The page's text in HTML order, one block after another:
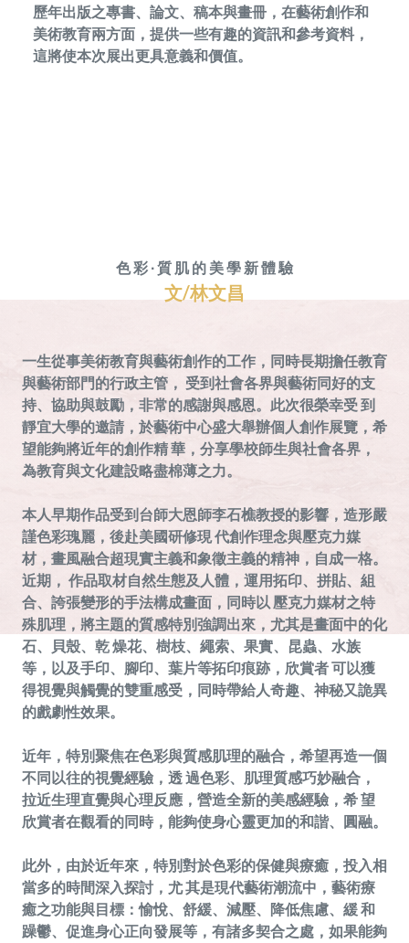
歷年出版之專書、論文、稿本與畫冊，在藝術創作和
美術教育兩方面，提供一些有趣的資訊和參考資料，
這將使本次展出更具意義和價值。
色彩 ∙質 肌 的 美學 新體驗
文/林文昌
一生從事美術教育與藝術創作的工作，同時長期擔任教育
與藝術部門的行政主管， 受到社會各界與藝術同好的支
持、協助與鼓勵，非常的感謝與感恩。此次很榮幸受 到
靜宜大學的邀請，於藝術中心盛大舉辦個人創作展覽，希
望能夠將近年的創作精 華，分享學校師生與社會各界，
為教育與文化建設略盡棉薄之力。
本人早期作品受到台師大恩師李石樵教授的影響，造形嚴
謹色彩瑰麗，後赴美國研修現 代創作理念與壓克力媒
材，畫風融合超現實主義和象徵主義的精神，自成一格。
近期， 作品取材自然生態及人體，運用拓印、拼貼、組
合、誇張變形的手法構成畫面，同時以 壓克力媒材之特
殊肌理，將主題的質感特別強調出來，尤其是畫面中的化
石、貝殼、乾 燥花、樹枝、繩索、果實、昆蟲、水族
等，以及手印、腳印、葉片等拓印痕跡，欣賞者 可以獲
得視覺與觸覺的雙重感受，同時帶給人奇趣、神秘又詭異
的戲劇性效果。
近年，特別聚焦在色彩與質感肌理的融合，希望再造一個
不同以往的視覺經驗，透 過色彩、肌理質感巧妙融合，
拉近生理直覺與心理反應，營造全新的美感經驗，希 望
欣賞者在觀看的同時，能夠使身心靈更加的和諧、圓融。
此外，由於近年來，特別對於色彩的保健與療癒，投入相
當多的時間深入探討，尤 其是現代藝術潮流中，藝術療
癒之功能與目標：愉悅、舒緩、減壓、降低焦慮、緩 和
躁鬱、促進身心正向發展等，有諸多契合之處，如果能夠